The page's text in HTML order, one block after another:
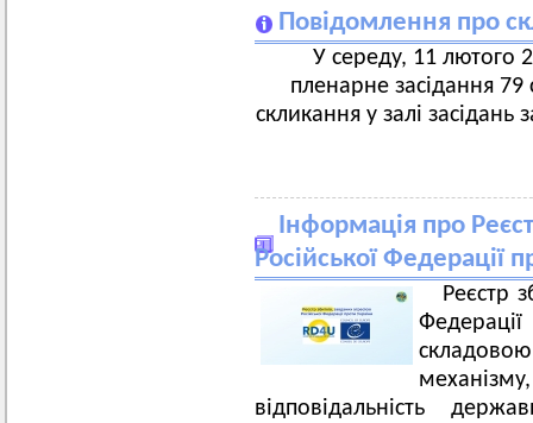
Повідомлення про
У середу, 11 лютого
пленарне засідання 79
скликання у залі
Інформація про
Російської Федерації
Реєстр
відповідальність